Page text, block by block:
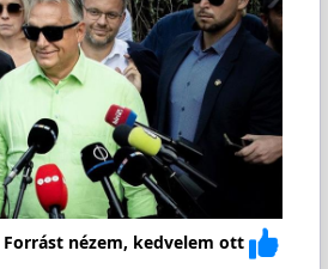
Forrást nézem, kedvelem ott